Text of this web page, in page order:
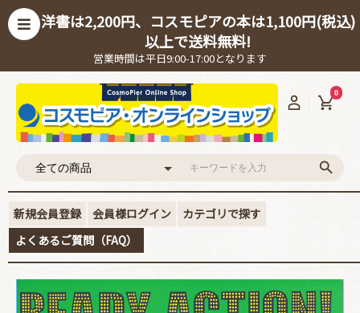
洋書は2,200円、コスモピアの本は1,100円(税込)
以上で送料無料!
営業時間は平日9:00-17:00となります
0
新規会員登録 会員様ログイン
カテゴリで探す
よくあるご質問（FAQ）